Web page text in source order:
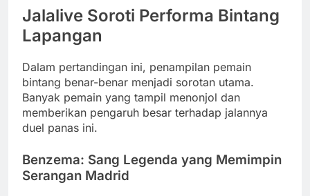
Jalalive Soroti Performa Bintang
Lapangan
Dalam pertandingan ini, penampilan pemain
bintang benar-benar menjadi sorotan utama.
Banyak pemain yang tampil menonjol dan
memberikan pengaruh besar terhadap jalannya
duel panas ini.
Benzema: Sang Legenda yang Memimpin
Serangan Madrid